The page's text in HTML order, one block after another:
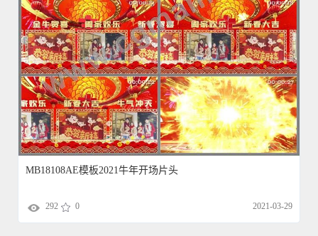
MB18108AE模板2021牛年开场片头
292 0 2021-03-29